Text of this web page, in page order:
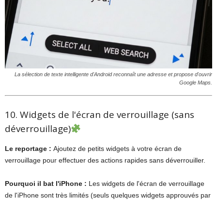
La sélection de texte intelligente d'Android reconnaît une adresse et propose d'ouvrir
Google Maps.
10. Widgets de l'écran de verrouillage (sans
déverrouillage)
Le reportage : Ajoutez de petits widgets à votre écran de
verrouillage pour effectuer des actions rapides sans déverrouiller.
Pourquoi il bat l'iPhone : Les widgets de l'écran de verrouillage
de l'iPhone sont très limités (seuls quelques widgets approuvés par